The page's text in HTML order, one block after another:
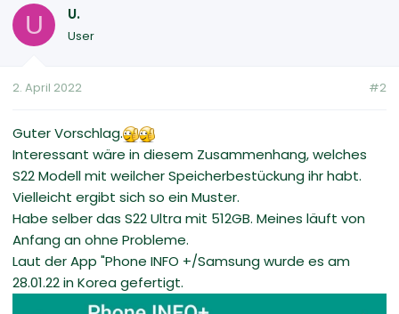
U U.
User
2. April 2022 #2
Guter Vorschlag.
Interessant wäre in diesem Zusammenhang, welches
S22 Modell mit weilcher Speicherbestückung ihr habt.
Vielleicht ergibt sich so ein Muster.
Habe selber das S22 Ultra mit 512GB. Meines läuft von
Anfang an ohne Probleme.
Laut der App "Phone INFO +/Samsung wurde es am
28.01.22 in Korea gefertigt.